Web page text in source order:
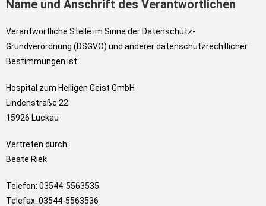
Name und Anschrift des Verantwortlichen
Verantwortliche Stelle im Sinne der Datenschutz-
Grundverordnung (DSGVO) und anderer datenschutzrechtlicher
Bestimmungen ist:
Hospital zum Heiligen Geist GmbH
Lindenstraße 22
15926 Luckau
Vertreten durch:
Beate Riek
Telefon: 03544-5563535
Telefax: 03544-5563536